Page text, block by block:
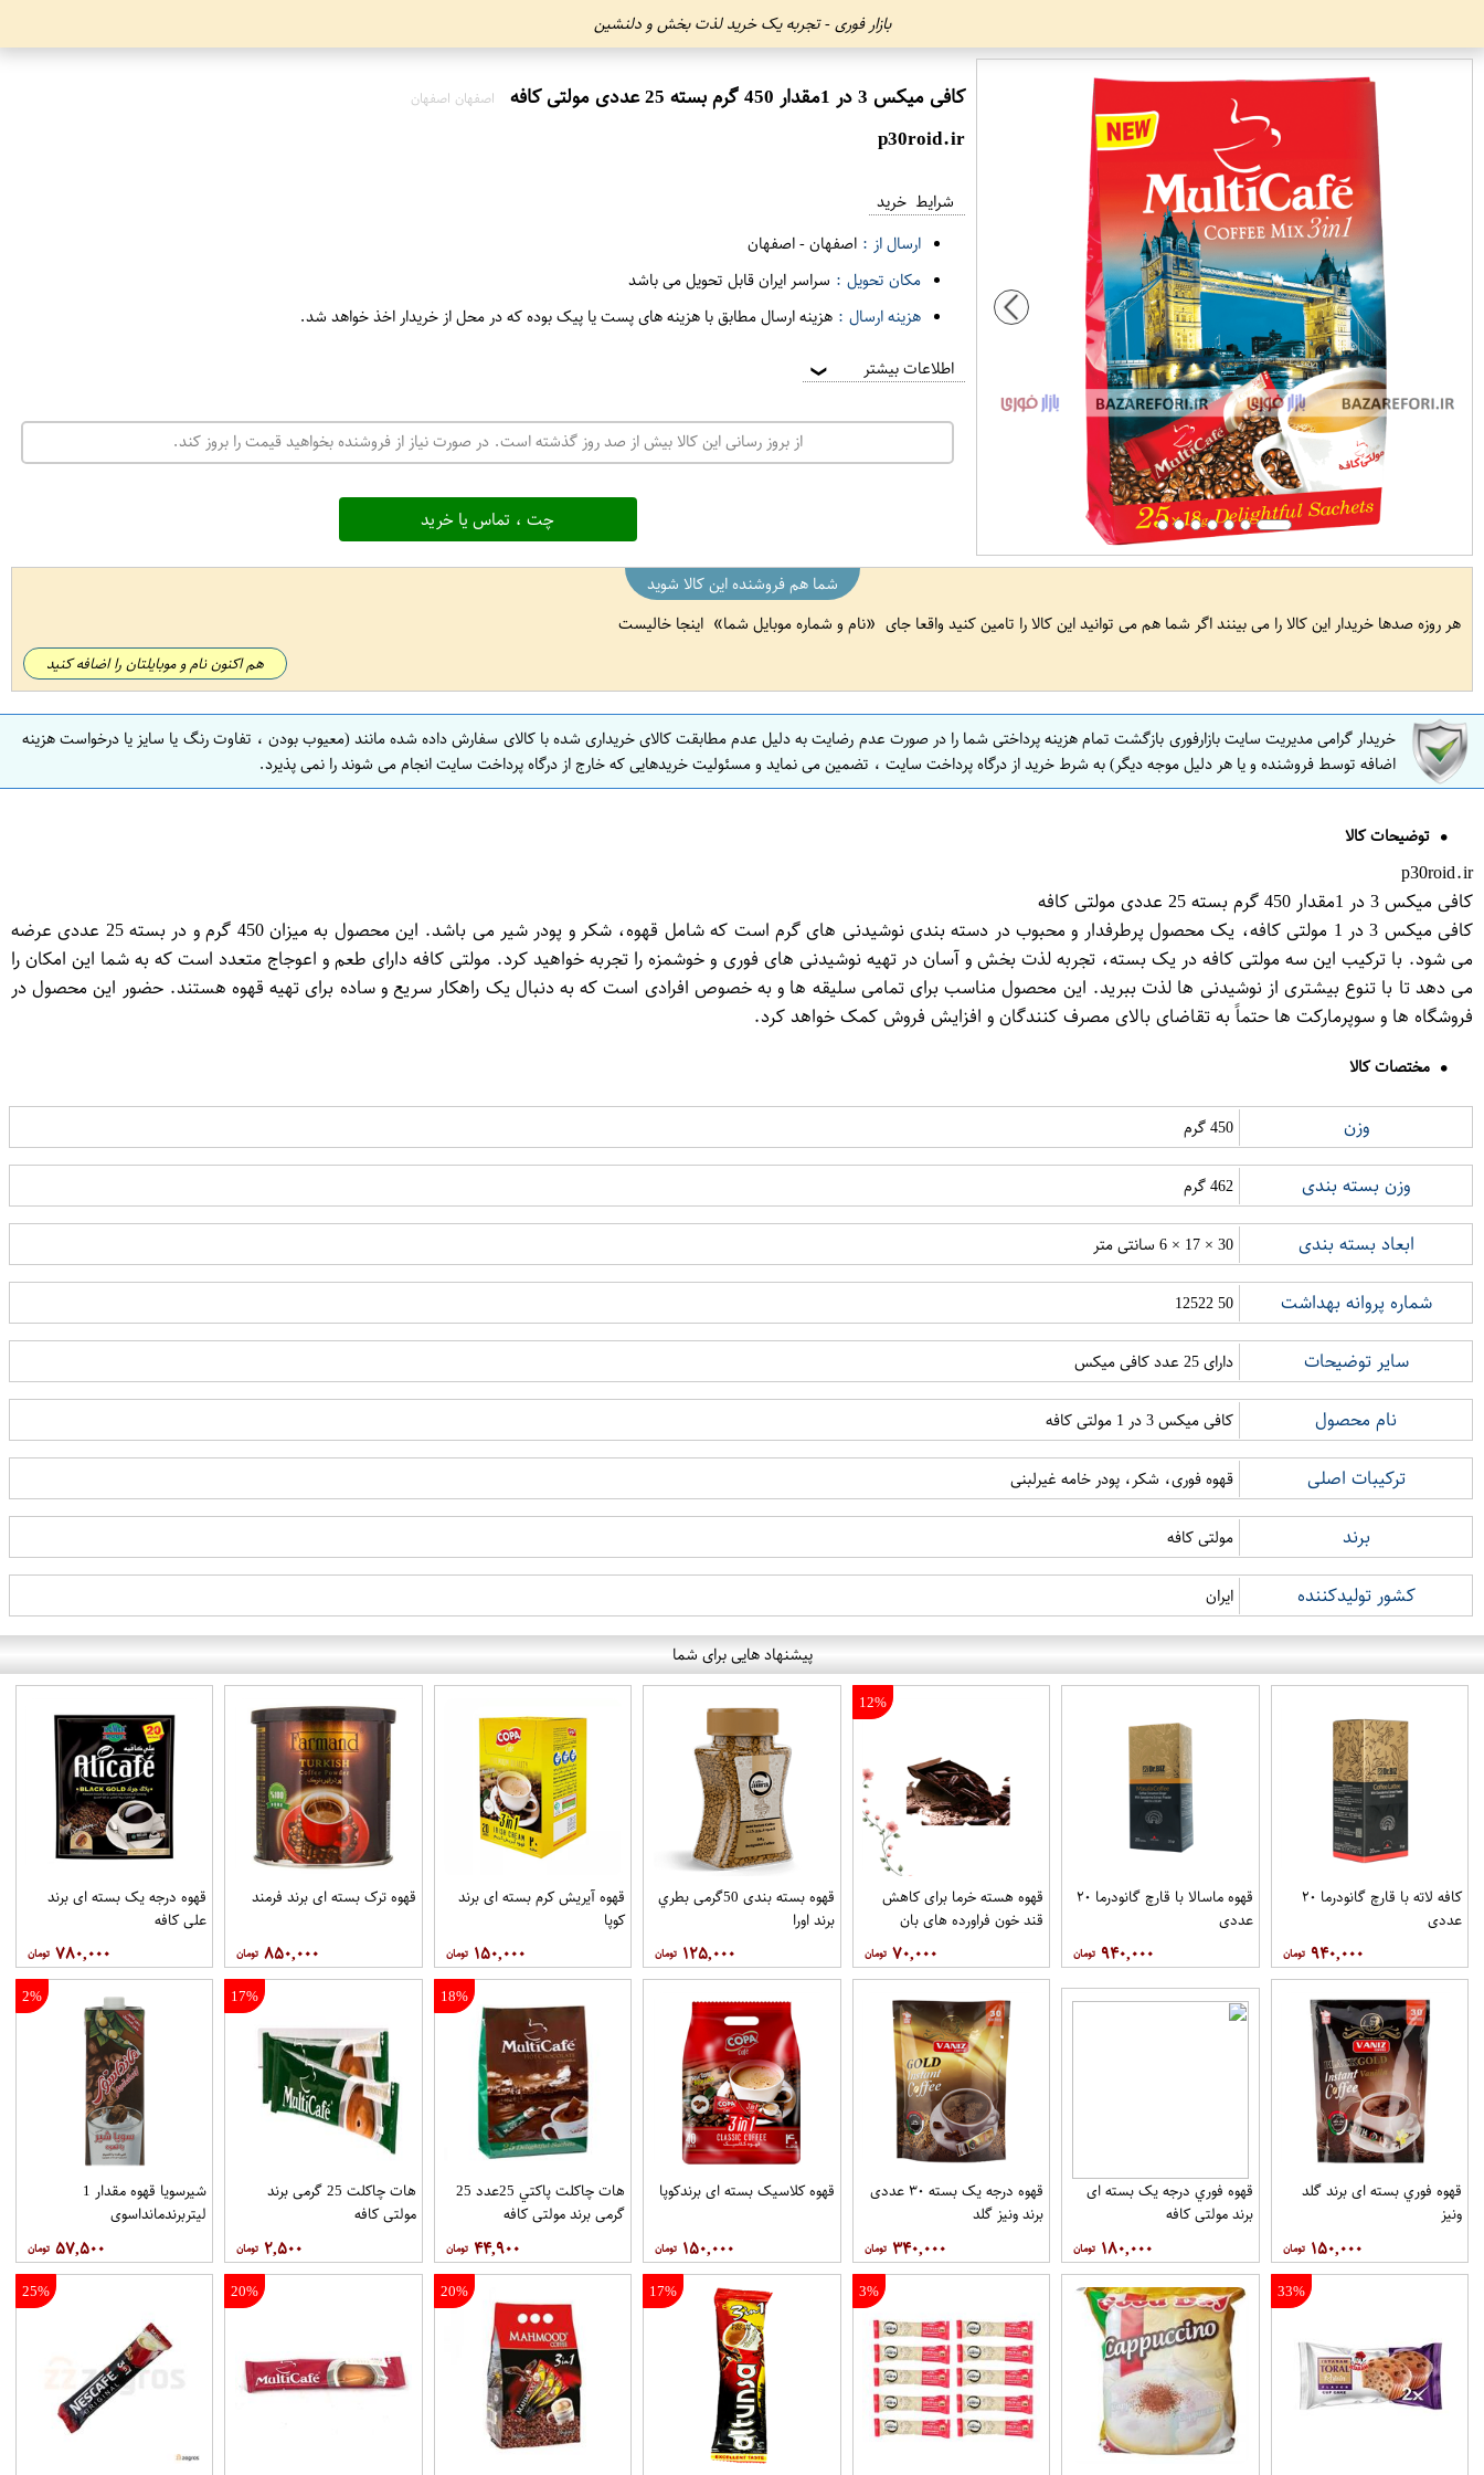
بازار فوری - تجربه یک خرید لذت بخش و دلنشین
کافی میکس 3 در 1مقدار 450 گرم بسته 25 عددی مولتی کافه اصفهان اصفهان
p30roid.ir
شرایط خرید
ارسال از : اصفهان-اصفهان
مکان تحویل : سراسر ایران قابل تحویل می باشد
هزینه ارسال : هزینه ارسال مطابق با هزینه های پست یا پیک بوده که در محل از خریدار اخذ خواهد شد.
اطلاعات بیشتر ❯
از بروز رسانی این کالا بیش از صد روز گذشته است. در صورت نیاز از فروشنده بخواهید قیمت را بروز کند.
چت ، تماس یا خرید
شما هم فروشنده این کالا شوید
هر روزه صدها خریدار این کالا را می بینند اگر شما هم می توانید این کالا را تامین کنید واقعا جای
نام و شماره موبایل شما اینجا خالیست
هم اکنون نام و موبایلتان را اضافه کنید
خریدار گرامی مدیریت سایت بازارفوری بازگشت تمام هزینه پرداختی شما را در صورت عدم رضایت به دلیل عدم مطابقت کالای خریداری شده با کالای سفارش داده شده مانند (معیوب بودن ، تفاوت رنگ یا سایز یا درخواست هزینه
اضافه توسط فروشنده و یا هر دلیل موجه دیگر) به شرط خرید از درگاه پرداخت سایت ، تضمین می نماید و مسئولیت خریدهایی که خارج از درگاه پرداخت سایت انجام می شوند را نمی پذیرد.
توضیحات کالا
p30roid.ir
کافی میکس 3 در 1مقدار 450 گرم بسته 25 عددی مولتی کافه
کافی میکس 3 در 1 مولتی کافه، یک محصول پرطرفدار و محبوب در دسته بندی نوشیدنی های گرم است که شامل قهوه، شکر و پودر شیر می باشد. این محصول به میزان 450 گرم و در بسته 25 عددی عرضه
می شود. با ترکیب این سه مولتی کافه در یک بسته، تجربه لذت بخش و آسان در تهیه نوشیدنی های فوری و خوشمزه را تجربه خواهید کرد. مولتی کافه دارای طعم و اعوجاج متعدد است که به شما این امکان را
می دهد تا با تنوع بیشتری از نوشیدنی ها لذت ببرید. این محصول مناسب برای تمامی سلیقه ها و به خصوص افرادی است که به دنبال یک راهکار سریع و ساده برای تهیه قهوه هستند. حضور این محصول در
فروشگاه ها و سوپرمارکت ها حتماً به تقاضای بالای مصرف کنندگان و افزایش فروش کمک خواهد کرد.
مختصات کالا
وزن 450 گرم
وزن بسته بندی 462 گرم
ابعاد بسته بندی 30 × 17 × 6 سانتی متر
شماره پروانه بهداشت 50 12522
سایر توضیحات دارای 25 عدد کافی میکس
نام محصول کافی میکس 3 در 1 مولتی کافه
ترکیبات اصلی قهوه فوری، شکر، پودر خامه غیرلبنی
برند مولتی کافه
کشور تولیدکننده ایران
پیشنهاد هایی برای شما
کافه لاته با قارچ گانودرما ۲۰
عددی
۹۴۰,۰۰۰
قهوه ماسالا با قارچ گانودرما ۲۰
عددی
۹۴۰,۰۰۰
12%
قهوه هسته خرما برای کاهش
قند خون فراورده های بان
۷۰,۰۰۰
قهوه بسته بندی 50گرمی بطري
برند اورا
۱۲۵,۰۰۰
قهوه آيريش کرم بسته ای برند
کوپا
۱۵۰,۰۰۰
قهوه ترک بسته ای برند فرمند
۸۵۰,۰۰۰
قهوه درجه یک بسته ای برند
علي کافه
۷۸۰,۰۰۰
قهوه فوري بسته ای برند گلد
ونيز
۱۵۰,۰۰۰
قهوه فوري درجه یک بسته ای
برند مولتي کافه
۱۸۰,۰۰۰
قهوه درجه یک بسته ۳۰ عددی
برند ونيز گلد
۳۴۰,۰۰۰
قهوه کلاسيک بسته ای برندکوپا
۱۵۰,۰۰۰
18%
هات چاکلت پاکتي 25عدد 25
گرمی برند مولتي کافه
۴۴,۹۰۰
17%
هات چاکلت 25 گرمی برند
مولتي کافه
۲,۵۰۰
2%
شیرسویا قهوه مقدار 1
لیتربرندمانداسوی
۵۷,۵۰۰
33%
3%
17%
20%
20%
25%